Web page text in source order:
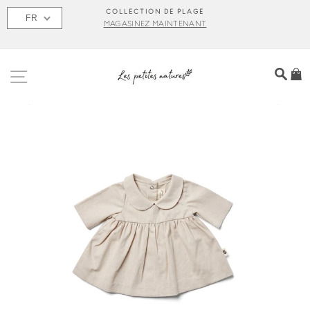
Passer
COLLECTION DE PLAGE
MAGASINEZ MAINTENANT
FR